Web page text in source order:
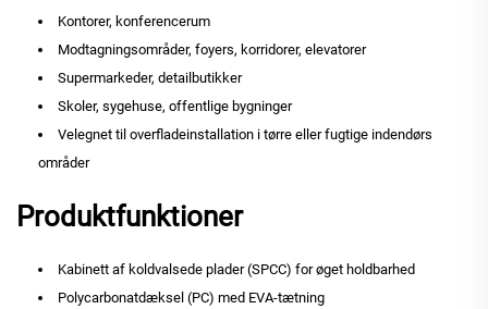
Kontorer, konferencerum
Modtagningsområder, foyers, korridorer, elevatorer
Supermarkeder, detailbutikker
Skoler, sygehuse, offentlige bygninger
Velegnet til overfladeinstallation i tørre eller fugtige indendørs
områder
Produktfunktioner
Kabinett af koldvalsede plader (SPCC) for øget holdbarhed
Polycarbonatdæksel (PC) med EVA-tætning